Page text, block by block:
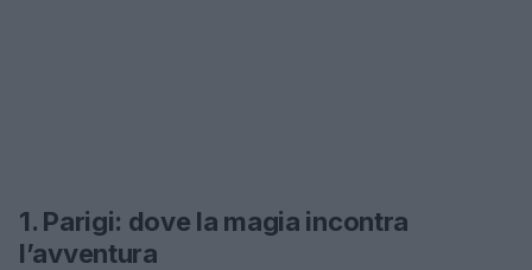
1. Parigi: dove la magia incontra
l’avventura